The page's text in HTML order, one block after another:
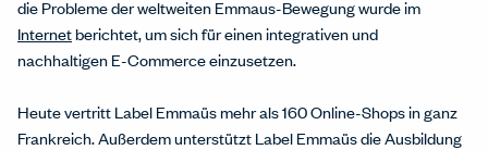
die Probleme der weltweiten Emmaus-Bewegung wurde im
Internetberichtet, um sich für einen integrativen und
nachhaltigen E-Commerce einzusetzen.
Heute vertritt Label Emmaüs mehr als 160 Online-Shops in ganz
Frankreich. Außerdem unterstützt Label Emmaüs die Ausbildung